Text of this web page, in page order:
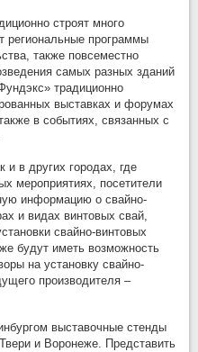
строят много
региональные программы
также повсеместно
самых разных зданий
традиционно
выставках и форумах
в событиях, связанных с
и в других городах, где
мероприятиях, посетители
информацию о свайно-
и видах винтовых свай,
свайно-винтовых
будут иметь возможность
на установку свайно-
производителя –
выставочные стенды
и Воронеже. Представить